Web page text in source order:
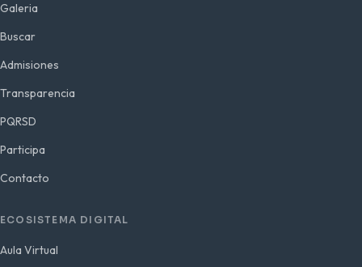
Galeria
Buscar
Admisiones
Transparencia
PQRSD
Participa
Contacto
ECOSISTEMA DIGITAL
Aula Virtual